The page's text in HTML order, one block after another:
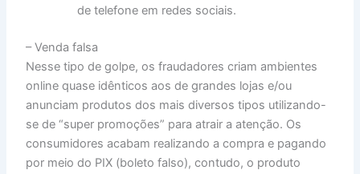
de telefone em redes sociais.
– Venda falsa
Nesse tipo de golpe, os fraudadores criam ambientes
online quase idênticos aos de grandes lojas e/ou
anunciam produtos dos mais diversos tipos utilizando-
se de “super promoções” para atrair a atenção. Os
consumidores acabam realizando a compra e pagando
por meio do PIX (boleto falso), contudo, o produto